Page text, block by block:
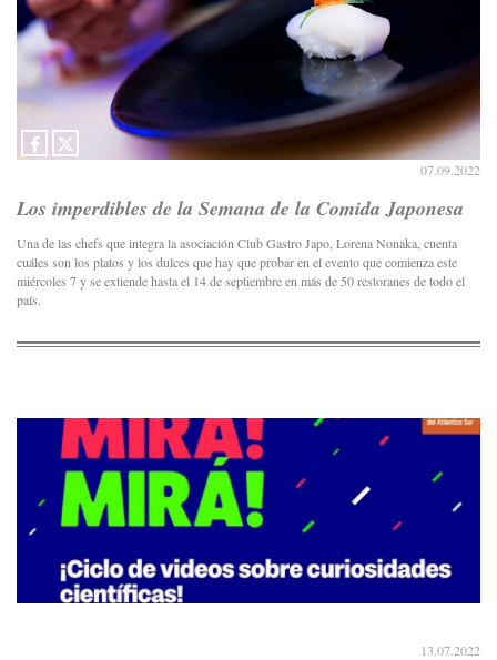
07.09.2022
Los imperdibles de la Semana de la Comida Japonesa
Una de las chefs que integra la asociación Club Gastro Japo, Lorena Nonaka, cuenta
cuáles son los platos y los dulces que hay que probar en el evento que comienza este
miércoles 7 y se extiende hasta el 14 de septiembre en más de 50 restoranes de todo el
país.
13.07.2022